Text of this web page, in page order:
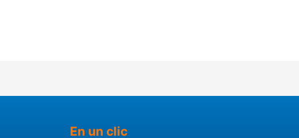
En un clic